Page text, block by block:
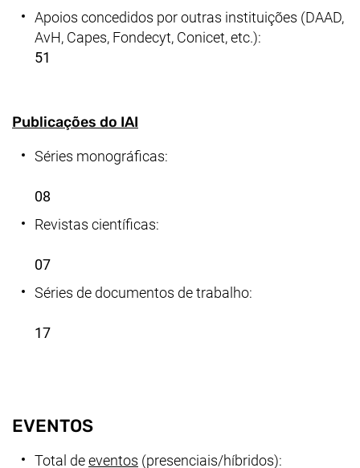
Apoios concedidos por outras instituições (DAAD,
AvH, Capes, Fondecyt, Conicet, etc.):
51
Publicações do IAI
Séries monográficas:
08
Revistas científicas:
07
Séries de documentos de trabalho:
17
EVENTOS
Total deeventos (presenciais/híbridos):